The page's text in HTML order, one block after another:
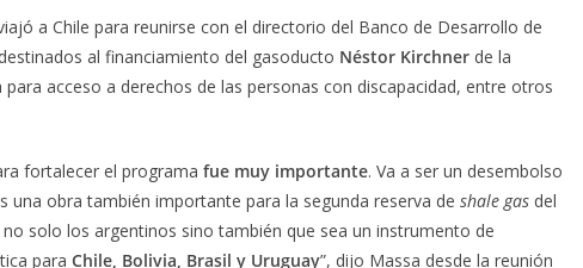
a Chile para reunirse con el directorio del Banco de Desarrollo de
al financiamiento del gasoducto Néstor Kirchner de la
acceso a derechos de las personas con discapacidad, entre otros
fortalecer el programa fue muy importante. Va a ser un desembolso
una obra también importante para la segunda reserva de shale gas del
solo los argentinos sino también que sea un instrumento de
para Chile, Bolivia, Brasil y Uruguay”, dijo Massa desde la reunión